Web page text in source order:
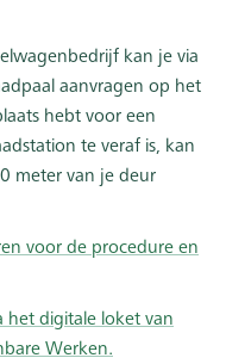
kan je via
aanvragen op het
hebt voor een
te veraf is, kan
meter van je deur
voor de procedure en
het digitale loket van
Werken.